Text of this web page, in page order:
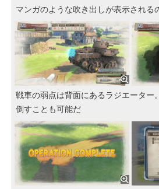
マンガのような吹き出しが表示される
戦車の弱点は背面にあるラジエーター
倒すことも可能だ